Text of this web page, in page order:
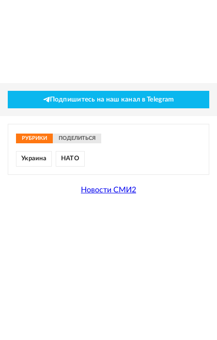
Подпишитесь на наш канал в Telegram
РУБРИКИ ПОДЕЛИТЬСЯ
Украина НАТО
Новости СМИ2